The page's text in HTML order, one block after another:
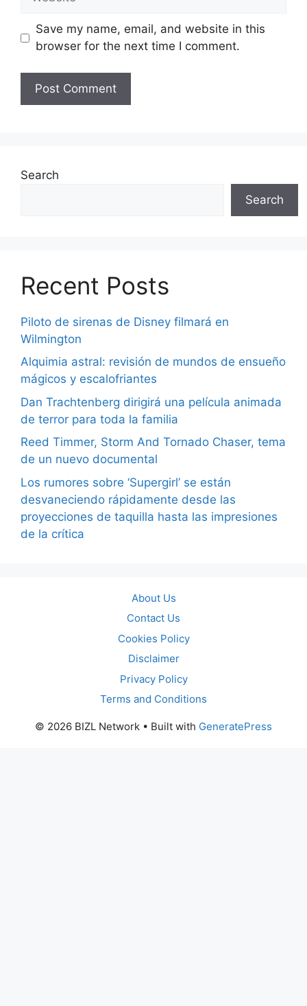
Save my name, email, and website in this
browser for the next time I comment.
Search
Search
Recent Posts
Piloto de sirenas de Disney filmará en
Wilmington
Alquimia astral: revisión de mundos de ensueño
mágicos y escalofriantes
Dan Trachtenberg dirigirá una película animada
de terror para toda la familia
Reed Timmer, Storm And Tornado Chaser, tema
de un nuevo documental
Los rumores sobre ‘Supergirl’ se están
desvaneciendo rápidamente desde las
proyecciones de taquilla hasta las impresiones
de la crítica
About Us
Contact Us
Cookies Policy
Disclaimer
Privacy Policy
Terms and Conditions
© 2026 BIZL Network • Built with GeneratePress